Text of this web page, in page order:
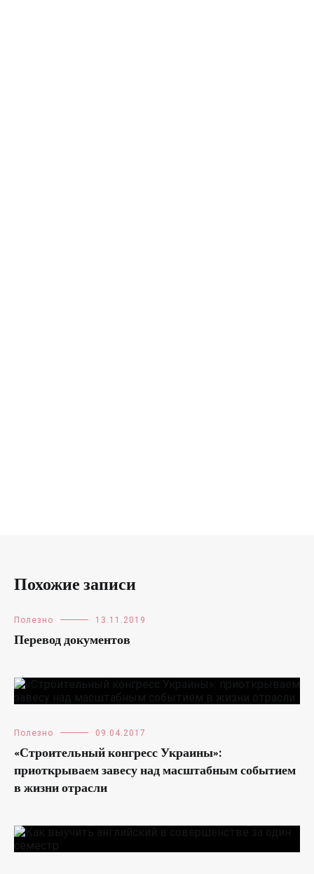
Похожие записи
Полезно 13.11.2019
Перевод документов
Полезно 09.04.2017
«Строительный конгресс Украины»:
приоткрываем завесу над масштабным событием
в жизни отрасли